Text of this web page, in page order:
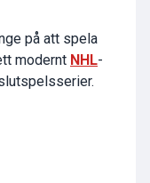
på att spela
modernt NHL-